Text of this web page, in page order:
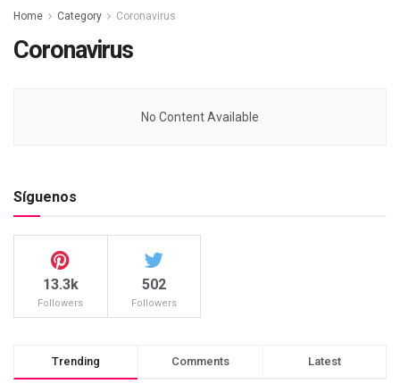
Home Category Coronavirus
Coronavirus
No Content Available
Síguenos
13.3k
Followers
502
Followers
Trending Comments Latest